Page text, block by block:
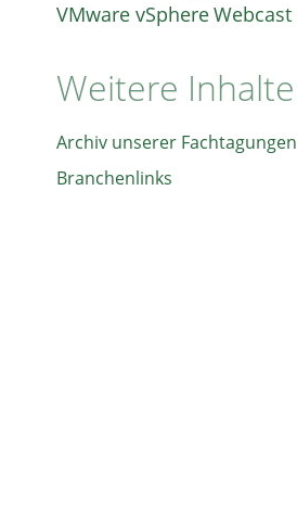
VMware vSphereWebcast
Weitere Inhalte
Archiv unserer Fachtagungen
Branchenlinks